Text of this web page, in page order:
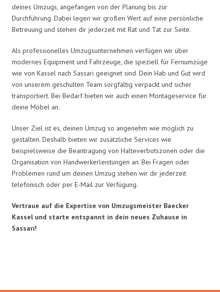
deines Umzugs, angefangen von der Planung bis zur
Durchführung. Dabei legen wir großen Wert auf eine persönliche
Betreuung und stehen dir jederzeit mit Rat und Tat zur Seite.
Als professionelles Umzugsunternehmen verfügen wir über
modernes Equipment und Fahrzeuge, die speziell für Fernumzüge
wie von Kassel nach Sassari geeignet sind. Dein Hab und Gut wird
von unserem geschulten Team sorgfältig verpackt und sicher
transportiert. Bei Bedarf bieten wir auch einen Montageservice für
deine Möbel an.
Unser Ziel ist es, deinen Umzug so angenehm wie möglich zu
gestalten. Deshalb bieten wir zusätzliche Services wie
beispielsweise die Beantragung von Halteverbotszonen oder die
Organisation von Handwerkerleistungen an. Bei Fragen oder
Problemen rund um deinen Umzug stehen wir dir jederzeit
telefonisch oder per E-Mail zur Verfügung.
Vertraue auf die Expertise von Umzugsmeister Baecker
Kassel und starte entspannt in dein neues Zuhause in
Sassari!